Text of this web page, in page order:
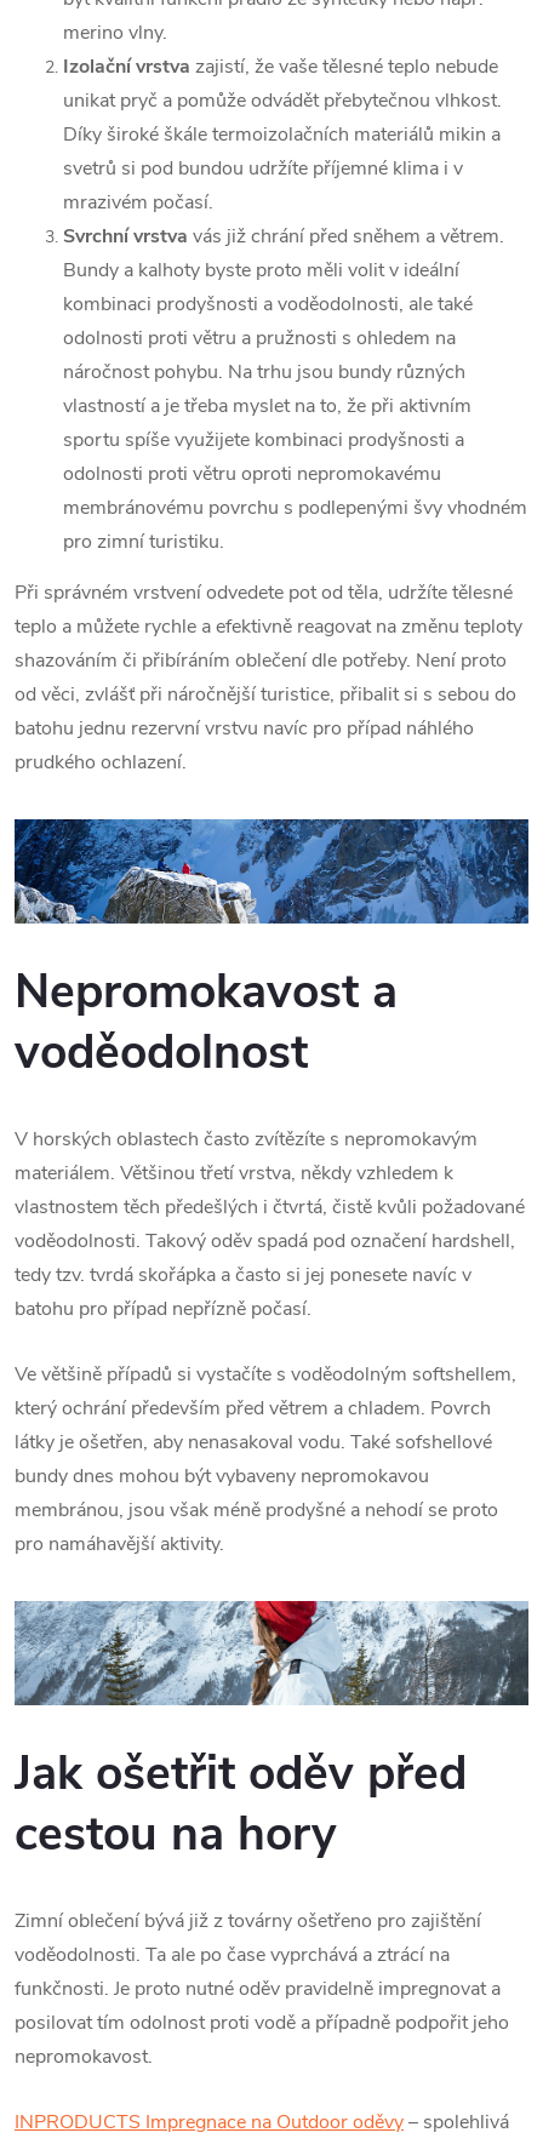
merino vlny.
Izolační vrstva zajistí, že vaše tělesné teplo nebude
unikat pryč a pomůže odvádět přebytečnou vlhkost.
Díky široké škále termoizolačních materiálů mikin a
svetrů si pod bundou udržíte příjemné klima i v
mrazivém počasí.
Svrchní vrstva vás již chrání před sněhem a větrem.
Bundy a kalhoty byste proto měli volit v ideální
kombinaci prodyšnosti a voděodolnosti, ale také
odolnosti proti větru a pružnosti s ohledem na
náročnost pohybu. Na trhu jsou bundy různých
vlastností a je třeba myslet na to, že při aktivním
sportu spíše využijete kombinaci prodyšnosti a
odolnosti proti větru oproti nepromokavému
membránovému povrchu s podlepenými švy vhodném
pro zimní turistiku.
Při správném vrstvení odvedete pot od těla, udržíte tělesné
teplo a můžete rychle a efektivně reagovat na změnu teploty
shazováním či přibíráním oblečení dle potřeby. Není proto
od věci, zvlášť při náročnější turistice, přibalit si s sebou do
batohu jednu rezervní vrstvu navíc pro případ náhlého
prudkého ochlazení.
Nepromokavost a
voděodolnost
V horských oblastech často zvítězíte s nepromokavým
materiálem. Většinou třetí vrstva, někdy vzhledem k
vlastnostem těch předešlých i čtvrtá, čistě kvůli požadované
voděodolnosti. Takový oděv spadá pod označení hardshell,
tedy tzv. tvrdá skořápka a často si jej ponesete navíc v
batohu pro případ nepřízně počasí.
Ve většině případů si vystačíte s voděodolným softshellem,
který ochrání především před větrem a chladem. Povrch
látky je ošetřen, aby nenasakoval vodu. Také sofshellové
bundy dnes mohou být vybaveny nepromokavou
membránou, jsou však méně prodyšné a nehodí se proto
pro namáhavější aktivity.
Jak ošetřit oděv před
cestou na hory
Zimní oblečení bývá již z továrny ošetřeno pro zajištění
voděodolnosti. Ta ale po čase vyprchává a ztrácí na
funkčnosti. Je proto nutné oděv pravidelně impregnovat a
posilovat tím odolnost proti vodě a případně podpořit jeho
nepromokavost.
INPRODUCTS Impregnace na Outdoor oděvy– spolehlivá